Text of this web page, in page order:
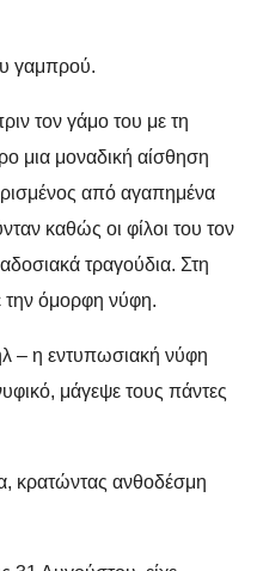
γαμπρού.
τον γάμο του με τη
μια μοναδική αίσθηση
από αγαπημένα
καθώς οι φίλοι του τον
τραγούδια. Στη
την όμορφη νύφη.
– η εντυπωσιακή νύφη
μάγεψε τους πάντες
κρατώντας ανθοδέσμη